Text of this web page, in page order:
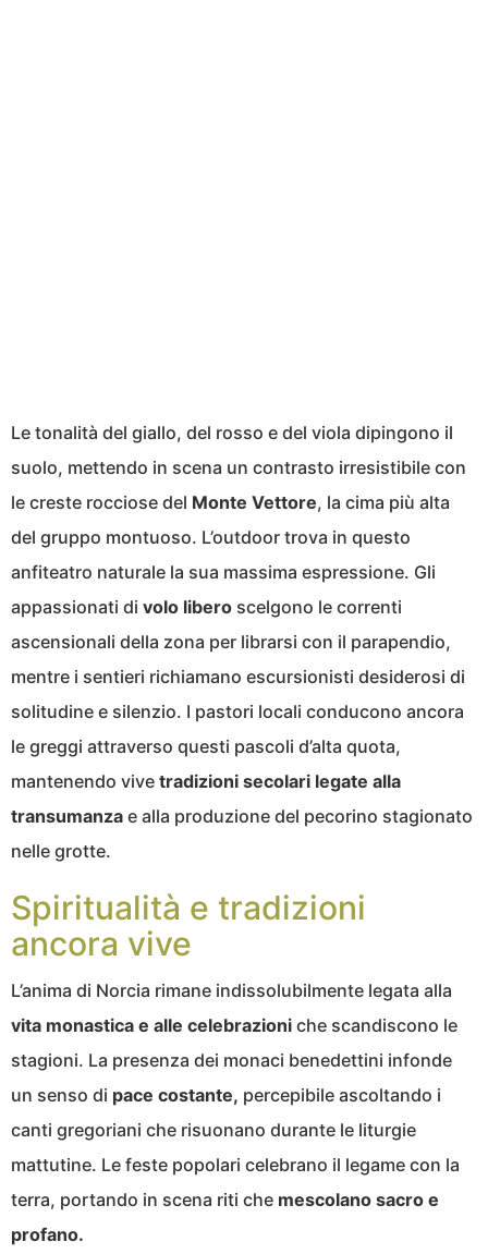
Le tonalità del giallo, del rosso e del viola dipingono il
suolo, mettendo in scena un contrasto irresistibile con
le creste rocciose del Monte Vettore, la cima più alta
del gruppo montuoso. L’outdoor trova in questo
anfiteatro naturale la sua massima espressione. Gli
appassionati di volo libero scelgono le correnti
ascensionali della zona per librarsi con il parapendio,
mentre i sentieri richiamano escursionisti desiderosi di
solitudine e silenzio. I pastori locali conducono ancora
le greggi attraverso questi pascoli d’alta quota,
mantenendo vive tradizioni secolari legate alla
transumanza e alla produzione del pecorino stagionato
nelle grotte.
Spiritualità e tradizioni
ancora vive
L’anima di Norcia rimane indissolubilmente legata alla
vita monastica e alle celebrazioni che scandiscono le
stagioni. La presenza dei monaci benedettini infonde
un senso di pace costante, percepibile ascoltando i
canti gregoriani che risuonano durante le liturgie
mattutine. Le feste popolari celebrano il legame con la
terra, portando in scena riti che mescolano sacro e
profano.